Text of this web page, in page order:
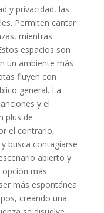
y privacidad, las
Permiten cantar
mientras
espacios son
un ambiente más
fluyen con
general. La
y el
plus de
el contrario,
busca contagiarse
abierto y
más
más espontánea
creando una